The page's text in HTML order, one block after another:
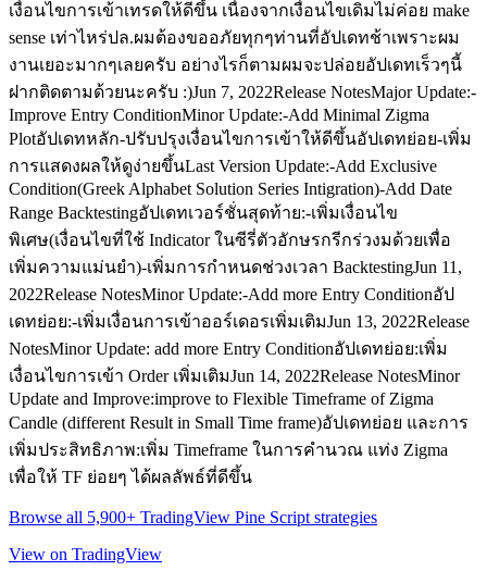
เงื่อนไขการเข้าเทรดให้ดีขึ้น เนื่องจากเงื่อนไขเดิมไม่ค่อย make
sense เท่าไหร่ปล.ผมต้องขออภัยทุกๆท่านที่อัปเดทช้าเพราะผม
งานเยอะมากๆเลยครับ อย่างไรก็ตามผมจะปล่อยอัปเดทเร็วๆนี้
ฝากติดตามด้วยนะครับ :)Jun 7, 2022Release NotesMajor Update:-
Improve Entry ConditionMinor Update:-Add Minimal Zigma
Plotอัปเดทหลัก-ปรับปรุงเงื่อนไขการเข้าให้ดีขึ้นอัปเดทย่อย-เพิ่ม
การแสดงผลให้ดูง่ายขึ้นLast Version Update:-Add Exclusive
Condition(Greek Alphabet Solution Series Intigration)-Add Date
Range Backtestingอัปเดทเวอร์ชั่นสุดท้าย:-เพิ่มเงื่อนไข
พิเศษ(เงื่อนไขที่ใช้ Indicator ในซีรี่ตัวอักษรกรีกร่วงมด้วยเพื่อ
เพิ่มความแม่นยำ)-เพิ่มการกำหนดช่วงเวลา BacktestingJun 11,
2022Release NotesMinor Update:-Add more Entry Conditionอัป
เดทย่อย:-เพิ่มเงื่อนการเข้าออร์เดอรเพิ่มเติมJun 13, 2022Release
NotesMinor Update: add more Entry Conditionอัปเดทย่อย:เพิ่ม
เงื่อนไขการเข้า Order เพิ่มเติมJun 14, 2022Release NotesMinor
Update and Improve:improve to Flexible Timeframe of Zigma
Candle (different Result in Small Time frame)อัปเดทย่อย และการ
เพิ่มประสิทธิภาพ:เพิ่ม Timeframe ในการคำนวณ แท่ง Zigma
เพื่อให้ TF ย่อยๆ ได้ผลลัพธ์ที่ดีขึ้น
Browse all 5,900+ TradingView Pine Script strategies
View on TradingView